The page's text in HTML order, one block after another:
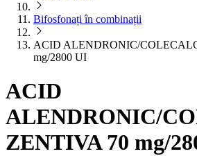
Bifosfonați în combinații
ACID ALENDRONIC/
mg/2800 UI
ACID
ALENDRONIC/
ZENTIVA 70 mg/